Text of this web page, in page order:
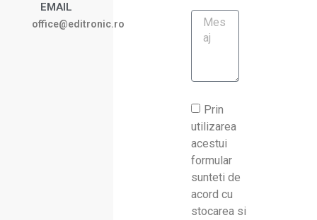
EMAIL
office@editronic.ro
Prin
utilizarea
acestui
formular
sunteti de
acord cu
stocarea si